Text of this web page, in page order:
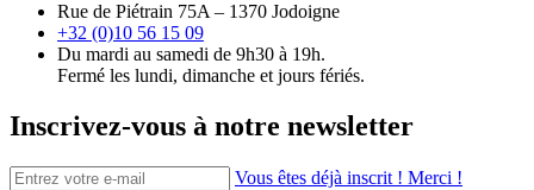
Rue de Piétrain 75A – 1370 Jodoigne
+32 (0)10 56 15 09
Du mardi au samedi de 9h30 à 19h.
Fermé les lundi, dimanche et jours fériés.
Inscrivez-vous à notre newsletter
Vous êtes déjà inscrit ! Merci !